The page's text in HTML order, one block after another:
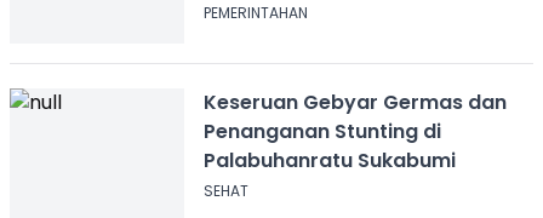
PEMERINTAHAN
Keseruan Gebyar Germas dan
Penanganan Stunting di
Palabuhanratu Sukabumi
SEHAT